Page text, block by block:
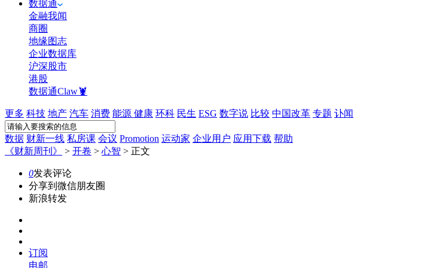
数据通
金融我闻
商圈
地缘图志
企业数据库
沪深股市
港股
数据通Claw🦞
更多 科技 地产 汽车 消费 能源 健康 环科 民生 ESG 数字说 比较 中国改革 专题 讣闻
数据 财新一线 私房课 会议 Promotion 运动家 企业用户 应用下载 帮助
《财新周刊》
> 开卷 > 心智 > 正文
0发表评论
分享到微信朋友圈
新浪转发
订阅
电邮